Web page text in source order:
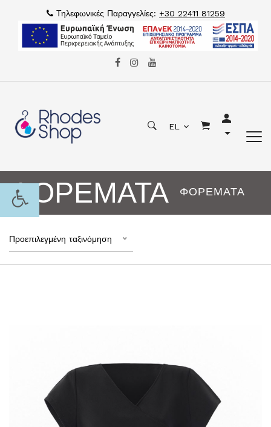
Τηλεφωνικές Παραγγελίες: +30 22411 81259
EL
ΦΟΡΕΜΑΤΑ ΦΟΡΕΜΑΤΑ
Προεπιλεγμένη ταξινόμηση